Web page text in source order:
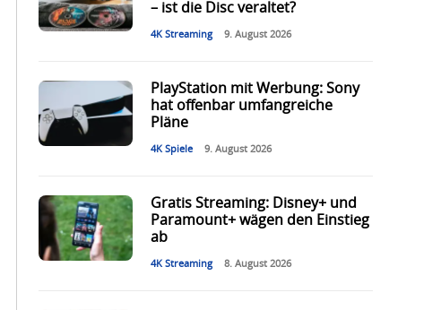
– ist die Disc veraltet?
4K Streaming 9. August 2026
PlayStation mit Werbung: Sony
hat offenbar umfangreiche
Pläne
4K Spiele 9. August 2026
Gratis Streaming: Disney+ und
Paramount+ wägen den Einstieg
ab
4K Streaming 8. August 2026